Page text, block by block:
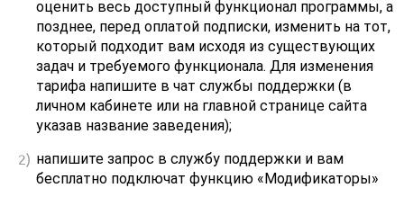
оценить весь доступный функционал программы, а
позднее, перед оплатой подписки, изменить на тот,
который подходит вам исходя из существующих
задач и требуемого функционала. Для изменения
тарифа напишите в чат службы поддержки (в
личном кабинете или на главной странице сайта
указав название заведения);
напишите запрос в службу поддержки и вам
бесплатно подключат функцию «Модификаторы»